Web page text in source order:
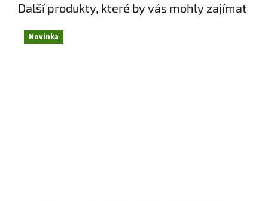
Další produkty, které by vás mohly zajímat
Novinka